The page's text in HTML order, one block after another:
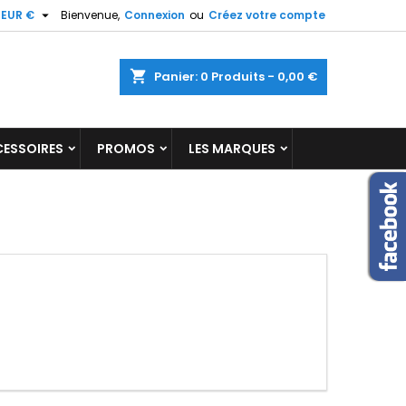
Bienvenue, Connexion ou Créez votre compte
EUR € 
shopping_cart Panier: 0 Produits - 0,00 €
PROMOS LES MARQUES